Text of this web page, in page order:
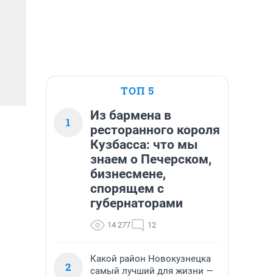
ТОП 5
1
Из бармена в
ресторанного короля
Кузбасса: что мы
знаем о Печерском,
бизнесмене,
спорящем с
губернаторами
14 277 12
2
Какой район Новокузнецка
самый лучший для жизни —